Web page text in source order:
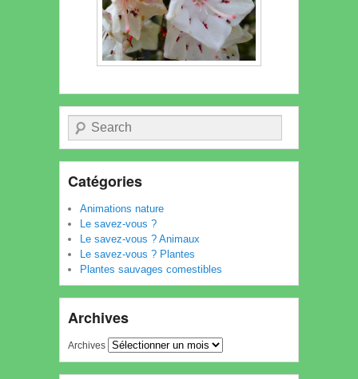
Recherche
Catégories
Animations nature
Le savez-vous ?
Le savez-vous ? Animaux
Le savez-vous ? Plantes
Plantes sauvages comestibles
Archives
Archives